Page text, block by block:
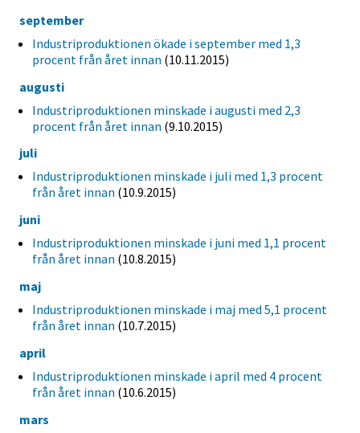
september
Industriproduktionen ökade i september med 1,3
procent från året innan (10.11.2015)
augusti
Industriproduktionen minskade i augusti med 2,3
procent från året innan (9.10.2015)
juli
Industriproduktionen minskade i juli med 1,3 procent
från året innan (10.9.2015)
juni
Industriproduktionen minskade i juni med 1,1 procent
från året innan (10.8.2015)
maj
Industriproduktionen minskade i maj med 5,1 procent
från året innan (10.7.2015)
april
Industriproduktionen minskade i april med 4 procent
från året innan (10.6.2015)
mars